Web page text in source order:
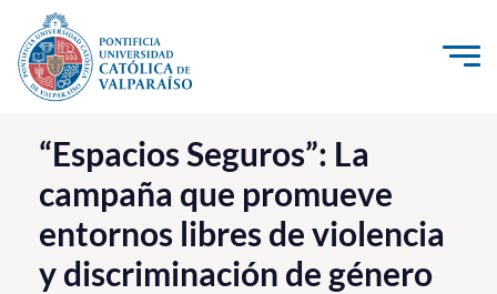
Click acá para ir directamente al contenido
La Universidad
Investigación, Creación e Innovación
PUCV Internacional
Vinculación con el Medio
“Espacios Seguros”: La
campaña que promueve
entornos libres de violencia
y discriminación de género